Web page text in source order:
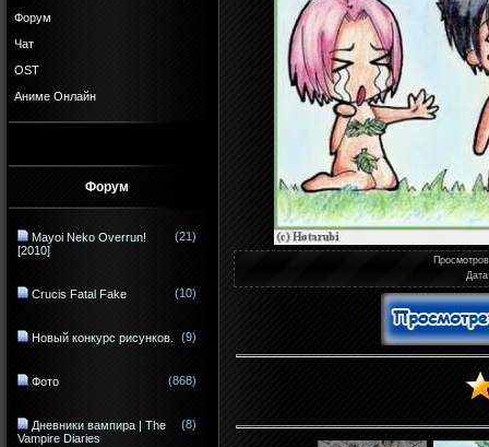
Форум
Чат
OST
Аниме Онлайн
Форум
Mayoi Neko Overrun!
[2010]
(21)
Crucis Fatal Fake (10)
Новый конкурс рисунков. (9)
Фото (868)
Дневники вампира | The
Vampire Diaries
(8)
Просмотров
Дата